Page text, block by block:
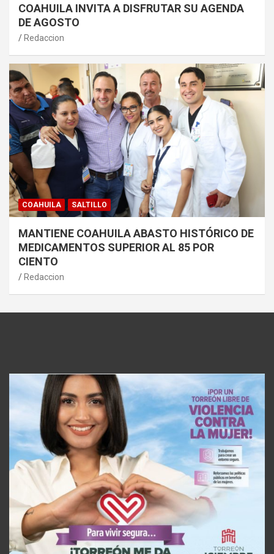
COAHUILA INVITA A DISFRUTAR SU AGENDA
DE AGOSTO
Redaccion
COAHUILA SALTILLO
MANTIENE COAHUILA ABASTO HISTÓRICO DE
MEDICAMENTOS SUPERIOR AL 85 POR
CIENTO
Redaccion